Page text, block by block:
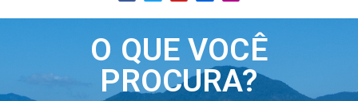
O QUE VOCÊ
PROCURA?